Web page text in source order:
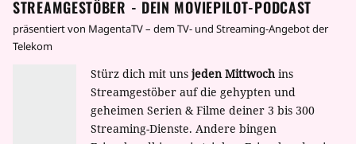
STREAMGESTÖBER - DEIN MOVIEPILOT-PODCAST
präsentiert von MagentaTV – dem TV- und Streaming-Angebot der
Telekom
Stürz dich mit uns jeden Mittwoch ins
Streamgestöber auf die gehypten und
geheimen Serien & Filme deiner 3 bis 300
Streaming-Dienste. Andere bingen